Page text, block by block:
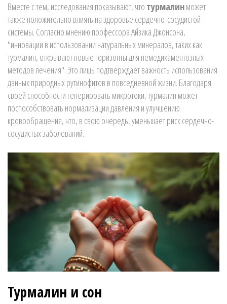
Вместе с тем, исследования показывают, что турмалинможет
также положительно влиять на здоровье сердечно-сосудистой
системы. Согласно мнению профессора Айзика Джонсона,
"инновации в использовании натуральных минералов, таких как
турмалин, открывают новые горизонты для немедикаментозных
методов лечения". Это лишь подтверждает важность использования
данных природных рутинофитов в повседневной жизни. Благодаря
своей способности генерировать микротоки, турмалин может
поспособствовать нормализации давления и улучшению
кровообращения, что, в свою очередь, уменьшает риск сердечно-
сосудистых заболеваний.
Турмалин и сон